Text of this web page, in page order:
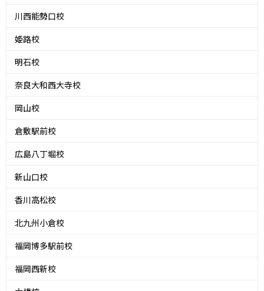
川西能勢口校
姫路校
明石校
奈良大和西大寺校
岡山校
倉敷駅前校
広島八丁堀校
新山口校
香川高松校
北九州小倉校
福岡博多駅前校
福岡西新校